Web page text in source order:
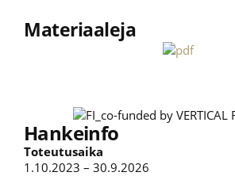
Materiaaleja
Hankeinfo
Toteutusaika
1.10.2023 – 30.9.2026